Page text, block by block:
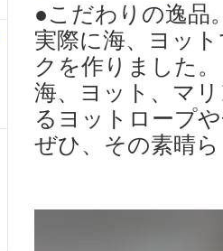
●こだわりの逸品
実際に海、ヨッ
クを作りました。
海、ヨット、マ
るヨットロープ
ぜひ、その素晴